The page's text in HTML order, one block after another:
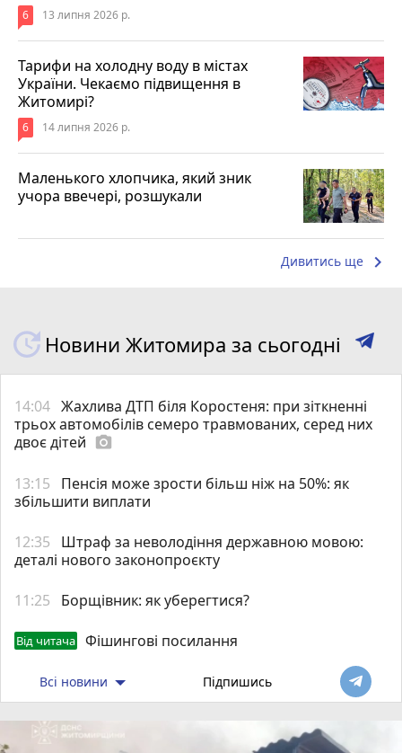
6 13 липня 2026 р.
Тарифи на холодну воду в містах
України. Чекаємо підвищення в
Житомирі?
6 14 липня 2026 р.
Маленького хлопчика, який зник
учора ввечері, розшукали
Дивитись ще keyboard_arrow_right
Новини Житомира за сьогодні
14:04 Жахлива ДТП біля Коростеня: при зіткненні
трьох автомобілів семеро травмованих, серед них
двоє дітей photo_camera
13:15
Пенсія може зрости більш ніж на 50%: як
збільшити виплати
12:35
Штраф за неволодіння державною мовою:
деталі нового законопроєкту
11:25 Борщівник: як уберегтися?
Від читача Фішингові посилання
Всі новини Підпишись